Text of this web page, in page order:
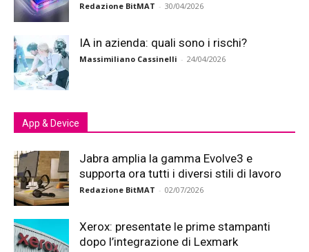
Redazione BitMAT - 30/04/2026
IA in azienda: quali sono i rischi?
Massimiliano Cassinelli - 24/04/2026
App & Device
Jabra amplia la gamma Evolve3 e
supporta ora tutti i diversi stili di lavoro
Redazione BitMAT - 02/07/2026
Xerox: presentate le prime stampanti
dopo l’integrazione di Lexmark